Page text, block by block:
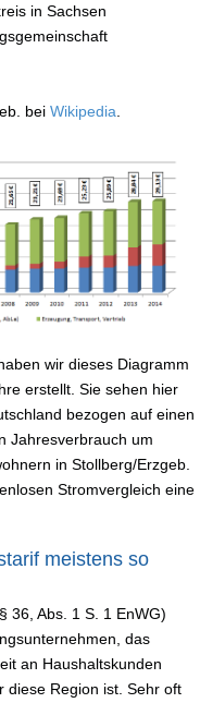
in Sachsen
bei Wikipedia
wir dieses Diagramm
erstellt. Sie sehen hier
bezogen auf einen
Jahresverbrauch um
in Stollberg/Erzgeb.
Stromvergleich eine
meistens so
36, Abs. 1 S. 1 EnWG)
das
an Haushaltskunden
diese Region ist. Sehr oft